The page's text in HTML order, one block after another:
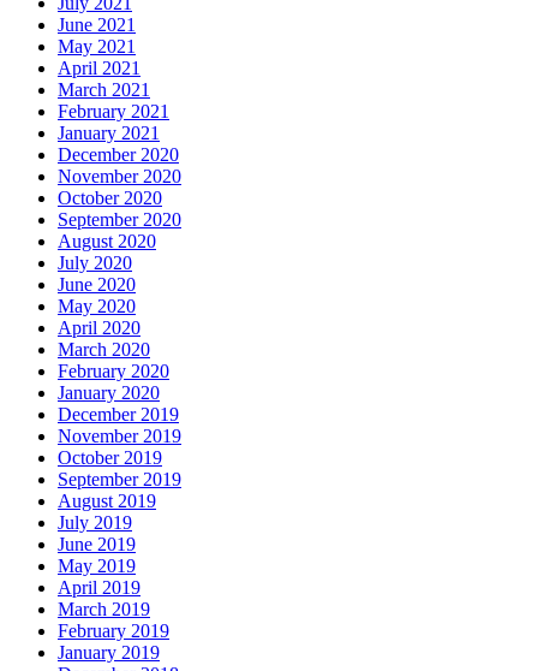
June 2021
May 2021
April 2021
March 2021
February 2021
January 2021
December 2020
November 2020
October 2020
September 2020
August 2020
July 2020
June 2020
May 2020
April 2020
March 2020
February 2020
January 2020
December 2019
November 2019
October 2019
September 2019
August 2019
July 2019
June 2019
May 2019
April 2019
March 2019
February 2019
January 2019